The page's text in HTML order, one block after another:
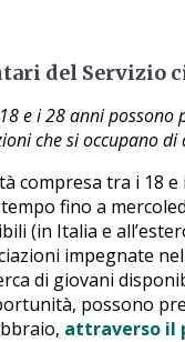
del Servizio
e i 28 anni
che si occupano
compresa tra i 18
fino a
(in Italia e
impegnate
di giovani
possono
attraverso il